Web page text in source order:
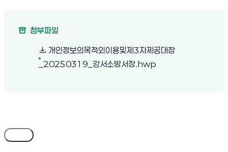
첨부파일
개인정보의목적외이용및제3자제공대장
_20250319_강서소방서장.hwp